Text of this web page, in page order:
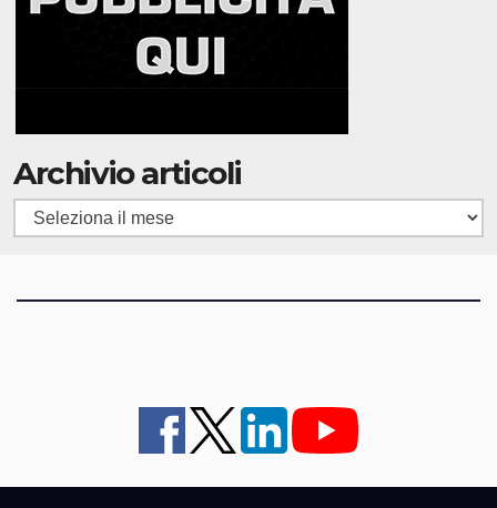
Archivio articoli
Archivio
articoli